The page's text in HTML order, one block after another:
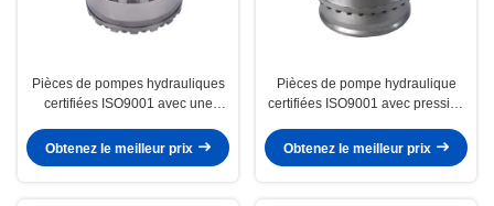
Pièces de pompes hydrauliques
certifiées ISO9001 avec une
pour l'assemblage final de
l'entraînement de voyage CAT
Obtenez le meilleur prix
Pièces de pompe hydraulique
certifiées ISO9001 avec pression
l'assemblage de réducteur final
CAT E320D2/E320E
Obtenez le meilleur prix